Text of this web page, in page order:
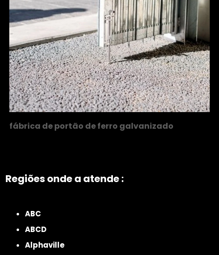
fábrica de portão de ferro galvanizado
Regiões onde a atende :
ABC
ABCD
Alphaville